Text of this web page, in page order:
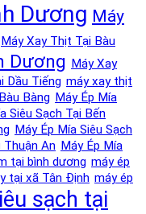
Dương Máy
Máy Xay Thịt Tại Bàu
Dương Máy Xay
Dầu Tiếng máy xay thịt
Bàng Máy Ép Mía
Siêu Sạch Tại Bến
Máy Ép Mía Siêu Sạch
Thuận An Máy Ép Mía
tại bình dương máy ép
tại xã Tân Định máy ép
sạch tại